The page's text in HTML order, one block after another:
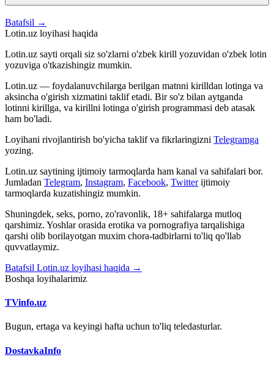
Batafsil →
Lotin.uz loyihasi haqida
Lotin.uz sayti orqali siz so'zlarni o'zbek kirill yozuvidan o'zbek lotin
yozuviga o'tkazishingiz mumkin.
Lotin.uz — foydalanuvchilarga berilgan matnni kirilldan lotinga va
aksincha o'girish xizmatini taklif etadi. Bir so'z bilan aytganda
lotinni kirillga, va kirillni lotinga o'girish programmasi deb atasak
ham bo'ladi.
Loyihani rivojlantirish bo'yicha taklif va fikrlaringizni Telegramga
yozing.
Lotin.uz saytining ijtimoiy tarmoqlarda ham kanal va sahifalari bor.
Jumladan Telegram, Instagram, Facebook, Twitter ijtimoiy
tarmoqlarda kuzatishingiz mumkin.
Shuningdek, seks, porno, zo'ravonlik, 18+ sahifalarga mutloq
qarshimiz. Yoshlar orasida erotika va pornografiya tarqalishiga
qarshi olib borilayotgan muxim chora-tadbirlarni to'liq qo'llab
quvvatlaymiz.
Batafsil Lotin.uz loyihasi haqida →
Boshqa loyihalarimiz
TVinfo.uz
Bugun, ertaga va keyingi hafta uchun to'liq teledasturlar.
DostavkaInfo